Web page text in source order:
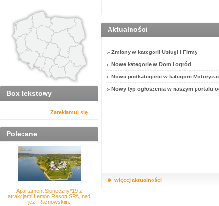
Box tekstowy
Zareklamuj się
Polecane
Apartament Słoneczny*19 z
atrakcjami Lemon Resort SPA, nad
jez. Rożnowskim.
Aktualności
Zmiany w kategorii Usługi i Firmy
Nowe kategorie w Dom i ogród
Nowe podkategorie w kategorii
Nowy typ ogłoszenia w naszym portalu
więcej aktualności